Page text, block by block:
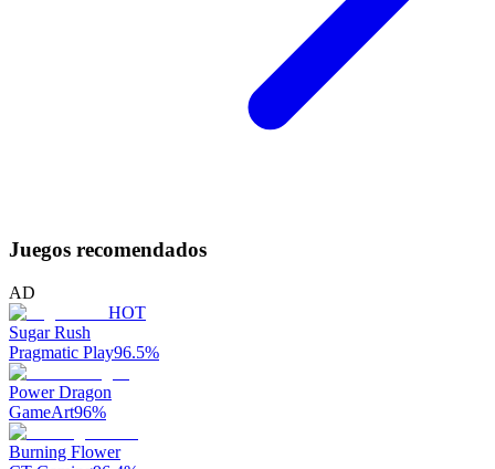
Juegos recomendados
AD
HOT
Sugar Rush
Pragmatic Play96.5%
Power Dragon
GameArt96%
Burning Flower